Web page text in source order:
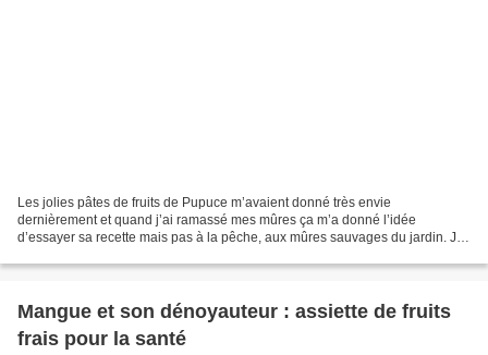
Les jolies pâtes de fruits de Pupuce m’avaient donné très envie
dernièrement et quand j’ai ramassé mes mûres ça m’a donné l’idée
d’essayer sa recette mais pas à la pêche, aux mûres sauvages du jardin. Je
Mangue et son dénoyauteur : assiette de fruits
frais pour la santé